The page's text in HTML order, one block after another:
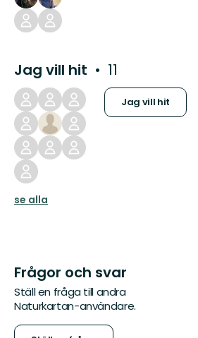
Jag vill hit 11
Jag vill hit
se alla
Frågor och svar
Ställ en fråga till andra
Naturkartan-användare.